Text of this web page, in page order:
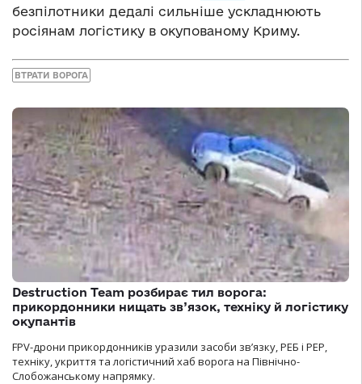
безпілотники дедалі сильніше ускладнюють
росіянам логістику в окупованому Криму.
ВТРАТИ ВОРОГА
Destruction Team розбирає тил ворога:
прикордонники нищать зв’язок, техніку й логістику
окупантів
FPV-дрони прикордонників уразили засоби зв’язку, РЕБ і РЕР,
техніку, укриття та логістичний хаб ворога на Північно-
Слобожанському напрямку.